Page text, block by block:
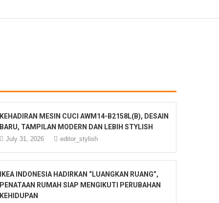
KEHADIRAN MESIN CUCI AWM14-B2158L(B), DESAIN
BARU, TAMPILAN MODERN DAN LEBIH STYLISH
July 31, 2026 editor_stylish
IKEA INDONESIA HADIRKAN “LUANGKAN RUANG”,
PENATAAN RUMAH SIAP MENGIKUTI PERUBAHAN
KEHIDUPAN